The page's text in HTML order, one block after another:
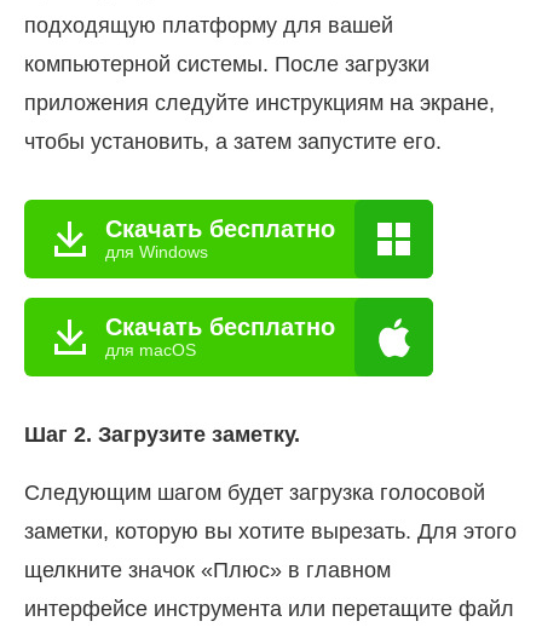
подходящую платформу для вашей
компьютерной системы. После загрузки
приложения следуйте инструкциям на экране,
чтобы установить, а затем запустите его.
Скачать бесплатно
для Windows
Скачать бесплатно
для macOS
Шаг 2. Загрузите заметку.
Следующим шагом будет загрузка голосовой
заметки, которую вы хотите вырезать. Для этого
щелкните значок «Плюс» в главном
интерфейсе инструмента или перетащите файл